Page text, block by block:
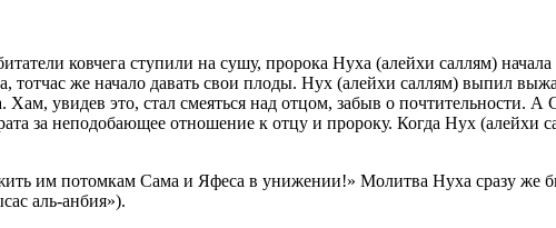
ковчега ступили на сушу, пророка Нуха (алейхи саллям)
тотчас же начало давать свои плоды. Нух (алейхи саллям) выпил
увидев это, стал смеяться над отцом, забыв о почтительности.
за неподобающее отношение к отцу и пророку. Когда Нух (алейхи
им потомкам Сама и Яфеса в унижении!» Молитва Нуха сразу же
аль-анбия»).